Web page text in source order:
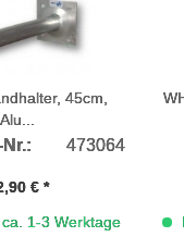
45cm,
Alu...
473064
€ *
1-3 Werktage